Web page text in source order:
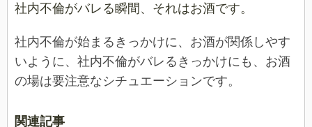
社内不倫がバレる瞬間、それはお酒です。
社内不倫が始まるきっかけに、お酒が関係しやす
いように、社内不倫がバレるきっかけにも、お酒
の場は要注意なシチュエーションです。
関連記事